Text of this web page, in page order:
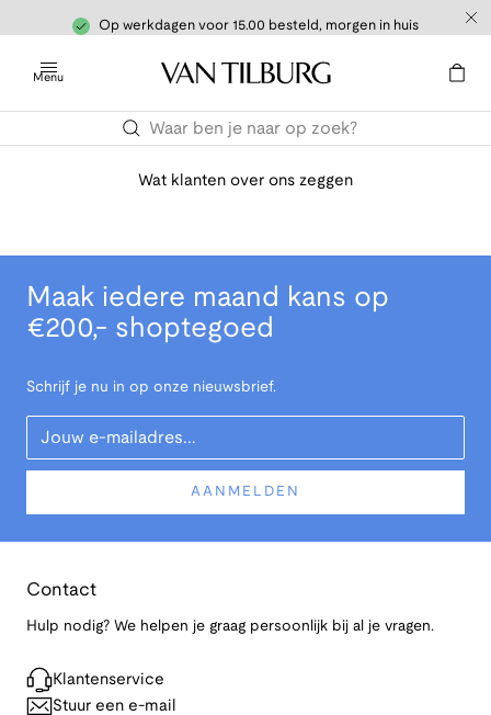
Op werkdagen voor 15.00 besteld, morgen in huis
Menu
Wat klanten over ons zeggen
Maak iedere maand kans op
€200,- shoptegoed
Schrijf je nu in op onze nieuwsbrief.
Your Email
AANMELDEN
Contact
Hulp nodig? We helpen je graag persoonlijk bij al je vragen.
Klantenservice
Stuur een e-mail